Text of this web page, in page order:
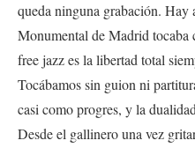
queda ninguna grabación. Hay
Monumental de Madrid tocaba
free jazz es la libertad total
Tocábamos sin guion ni
casi como progres, y la
Desde el gallinero una vez